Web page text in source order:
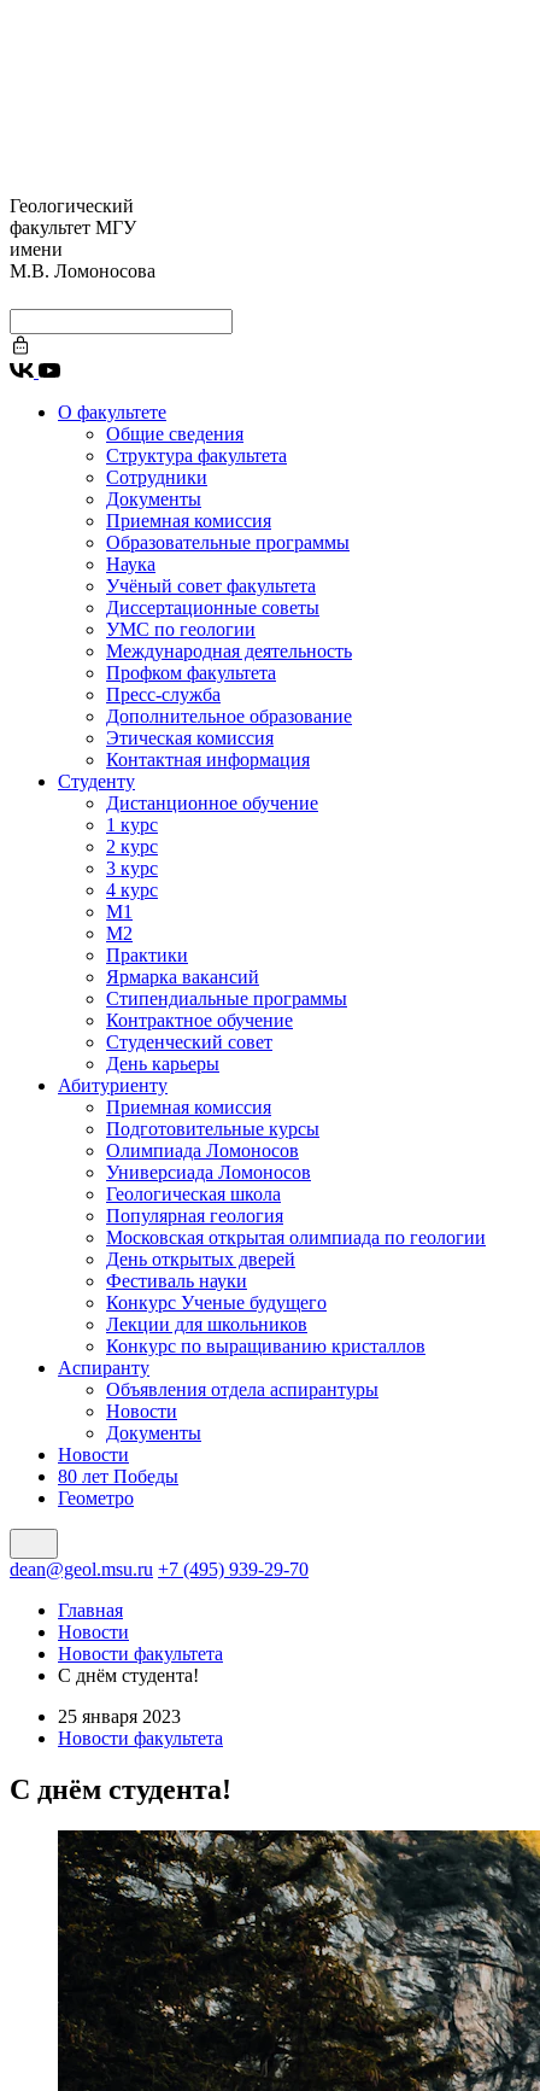
Геологический
факультет МГУ
имени
М.В. Ломоносова
О факультете
Общие сведения
Структура факультета
Сотрудники
Документы
Приемная комиссия
Образовательные программы
Наука
Учёный совет факультета
Диссертационные советы
УМС по геологии
Международная деятельность
Профком факультета
Пресс-служба
Дополнительное образование
Этическая комиссия
Контактная информация
Студенту
Дистанционное обучение
1 курс
2 курс
3 курс
4 курс
М1
М2
Практики
Ярмарка вакансий
Стипендиальные программы
Контрактное обучение
Студенческий совет
День карьеры
Абитуриенту
Приемная комиссия
Подготовительные курсы
Олимпиада Ломоносов
Универсиада Ломоносов
Геологическая школа
Популярная геология
Московская открытая олимпиада по геологии
День открытых дверей
Фестиваль науки
Конкурс Ученые будущего
Лекции для школьников
Конкурс по выращиванию кристаллов
Аспиранту
Объявления отдела аспирантуры
Новости
Документы
Новости
80 лет Победы
Геометро
dean@geol.msu.ru +7 (495) 939-29-70
Главная
Новости
Новости факультета
С днём студента!
25 января 2023
Новости факультета
С днём студента!